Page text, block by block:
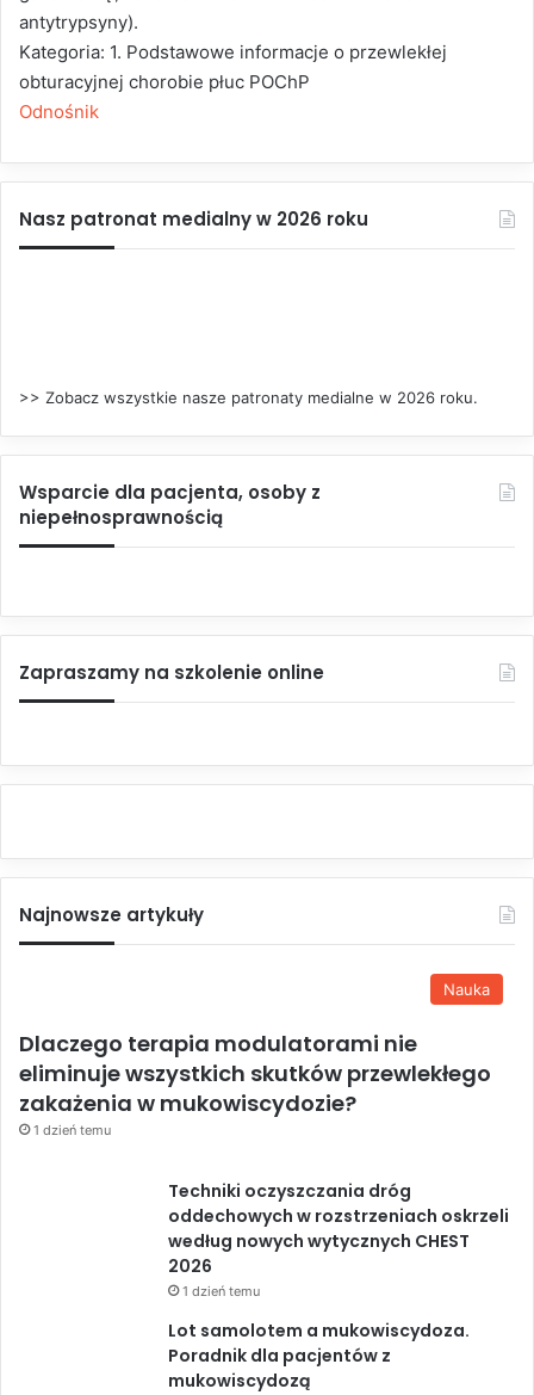
antytrypsyny).
Kategoria: 1. Podstawowe informacje o przewlekłej
obturacyjnej chorobie płuc POChP
Odnośnik
Nasz patronat medialny w 2026 roku
>> Zobacz wszystkie nasze patronaty medialne w 2026 roku.
Wsparcie dla pacjenta, osoby z
niepełnosprawnością
Zapraszamy na szkolenie online
Najnowsze artykuły
Nauka
Dlaczego terapia modulatorami nie
eliminuje wszystkich skutków przewlekłego
zakażenia w mukowiscydozie?
1 dzień temu
Techniki oczyszczania dróg
oddechowych w rozstrzeniach oskrzeli
według nowych wytycznych CHEST
2026
1 dzień temu
Lot samolotem a mukowiscydoza.
Poradnik dla pacjentów z
mukowiscydozą